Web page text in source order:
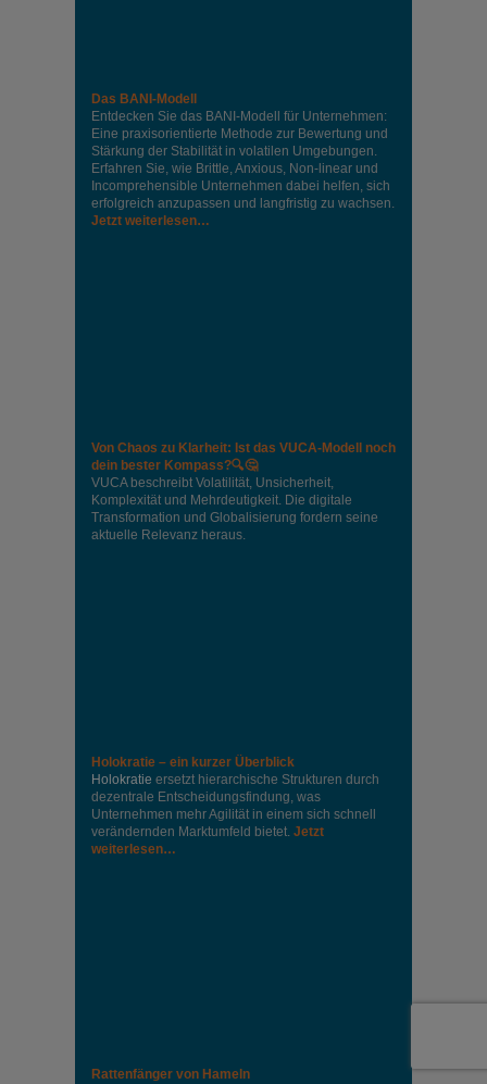
Das BANI-Modell
Entdecken Sie das BANI-Modell für Unternehmen:
Eine praxisorientierte Methode zur Bewertung und
Stärkung der Stabilität in volatilen Umgebungen.
Erfahren Sie, wie Brittle, Anxious, Non-linear und
Incomprehensible Unternehmen dabei helfen, sich
erfolgreich anzupassen und langfristig zu wachsen.
Jetzt weiterlesen…
Von Chaos zu Klarheit: Ist das VUCA-Modell noch
dein bester Kompass?🔍🤔
VUCA beschreibt Volatilität, Unsicherheit,
Komplexität und Mehrdeutigkeit. Die digitale
Transformation und Globalisierung fordern seine
aktuelle Relevanz heraus.
Holokratie – ein kurzer Überblick
Holokratie ersetzt hierarchische Strukturen durch
dezentrale Entscheidungsfindung, was
Unternehmen mehr Agilität in einem sich schnell
verändernden Marktumfeld bietet. Jetzt
weiterlesen…
Rattenfänger von Hameln